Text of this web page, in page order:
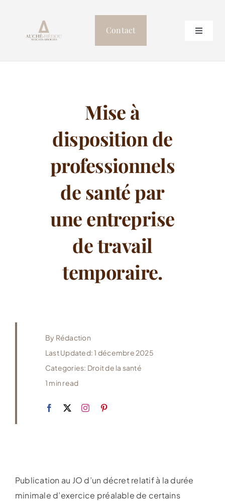
contenu
Contact
Toggle
Professionnels de Santé
Autres compétences
Mise à
disposition de
professionnels
de santé par
une entreprise
de travail
temporaire.
By Rédaction
Last Updated: 1 décembre 2025
Categories: Droit de la santé
1 min read
Publication au JO d’un décret relatif à la durée
minimale d’exercice préalable de certains